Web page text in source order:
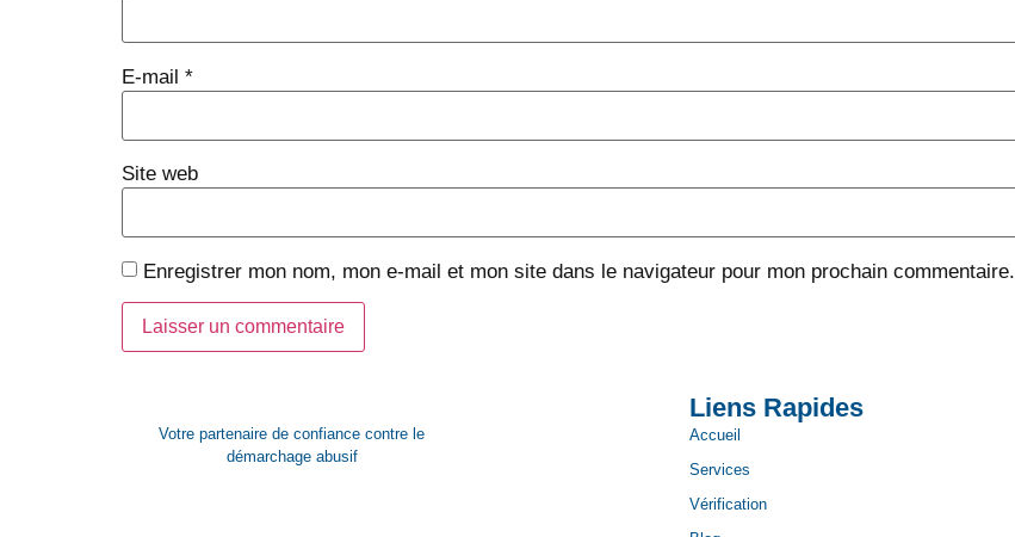
E-mail *
Site web
Enregistrer mon nom, mon e-mail et mon site dans le navigateur pour mon prochain commentaire.
Votre partenaire de confiance contre le
démarchage abusif
Liens Rapides
Accueil
Services
Vérification